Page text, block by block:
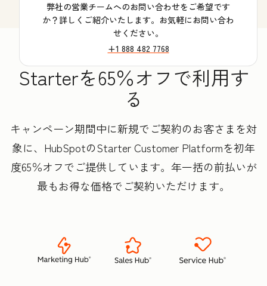
弊社の営業チームへのお問い合わせをご希望です
か？詳しくご紹介いたします。お気軽にお問い合わ
せください。
+1 888 482 7768
Starterを65％オフで利用す
る
キャンペーン期間中に新規でご契約のお客さまを対
象に、HubSpotのStarter Customer Platformを初年
度65％オフでご提供しています。年一括の前払いが
最もお得な価格でご契約いただけます。